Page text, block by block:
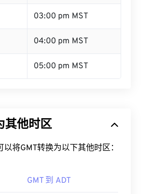
03:00 pm MST
04:00 pm MST
05:00 pm MST
其他时区
将GMT转换为以下其他时区：
GMT 到 ADT